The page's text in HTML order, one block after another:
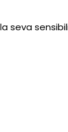
seva